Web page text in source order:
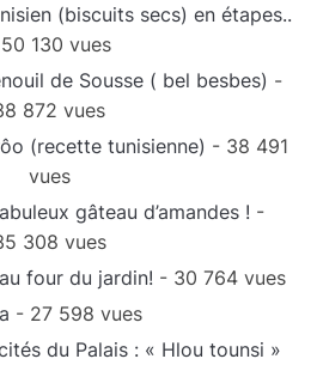
(biscuits secs) en étapes..
130 vues
de Sousse ( bel besbes) -
872 vues
(recette tunisienne) - 38 491
vues
gâteau d’amandes ! -
308 vues
four du jardin! - 30 764 vues
- 27 598 vues
du Palais : « Hlou tounsi »